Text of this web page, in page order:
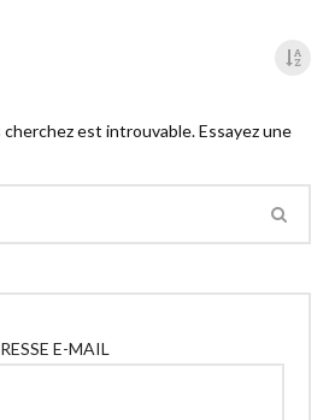
est introuvable. Essayez une
E-MAIL